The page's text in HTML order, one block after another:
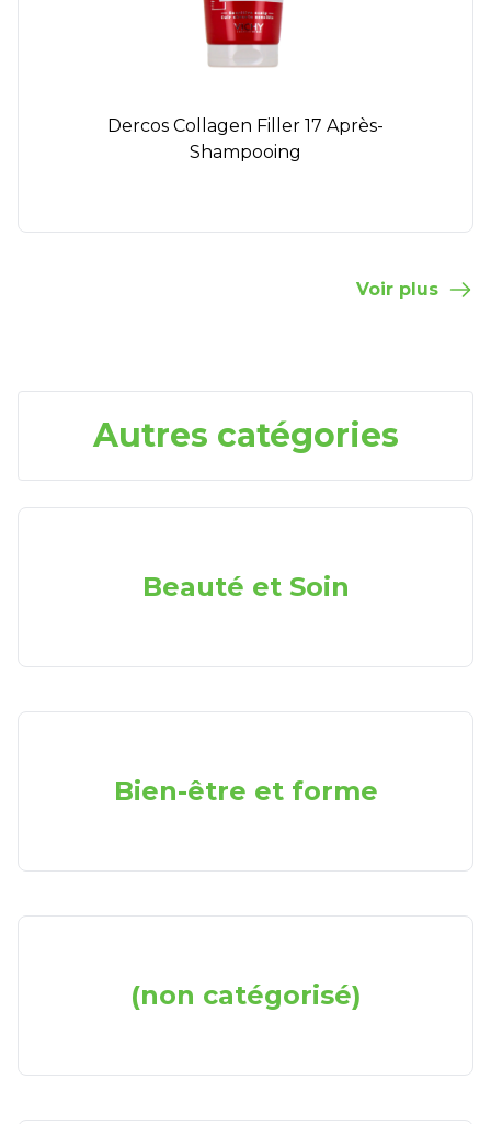
Dercos Collagen Filler 17 Après-
Shampooing
Voir plus
Autres catégories
Beauté et Soin
Bien-être et forme
(non catégorisé)